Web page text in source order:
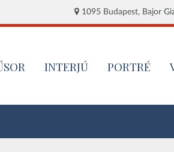
1095 Budapest, Bajor
INTERJÚ PORTRÉ